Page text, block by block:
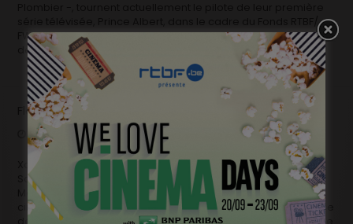
série télévisée, Prince Albert, dans le cadre du Fonds RTBF/
FWB. La promesse de retrouver sur le petit écran leurs univers
déjanté et surprenant, …
Flashback 2017/ Flashforward 2018: Xavier Seron
décembre 28, 2017 En bref
Xavier SERON, réalisateur Actualités 2017 Magritte du Meilleur
Scénario pour Je me tue à le dire, Magritte du Meilleur Court
Métrage de Fiction pour Le Plombier. Meilleur souvenir
cinématographique? Aïe. Dur de n’en citer qu’un. La présence